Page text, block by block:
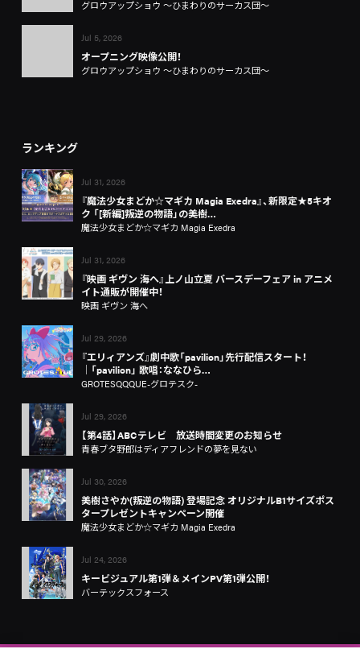
グロウアップショウ ～ひまわりのサーカス団～
Jul 5, 2026
オープニング映像公開！
グロウアップショウ ～ひまわりのサーカス団～
ランキング
Jul 31, 2026
『魔法少女まどか☆マギカ Magia Exedra』、新限定★5キオ
ク 「[新編]叛逆の物語」の美樹…
魔法少女まどか☆マギカ Magia Exedra
Jul 31, 2026
『映画 ギヴン 海へ』上ノ山立夏 バースデーフェア in アニメ
イト通販が開催中！
映画 ギヴン 海へ
Jul 29, 2026
『エリィアンズ』劇中歌「pavilion」先行配信スタート！
│「pavilion」 歌唱：ななひら…
GROTESQQQUE-グロテスク-
Jul 29, 2026
【第4話】ABCテレビ 放送時間変更のお知らせ
青春ブタ野郎はディアフレンドの夢を見ない
Jul 30, 2026
美樹さやか(叛逆の物語) 登場記念 オリジナルB1サイズポス
タープレゼントキャンペーン開催
魔法少女まどか☆マギカ Magia Exedra
Jul 24, 2026
キービジュアル第1弾＆メインPV第1弾公開！
バーテックスフォース